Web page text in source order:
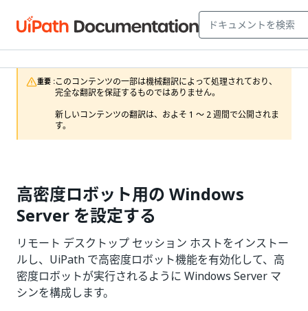
重要 :このコンテンツの一部は機械翻訳によって処理されており、
完全な翻訳を保証するものではありません。
新しいコンテンツの翻訳は、およそ 1 ～ 2 週間で公開されま
す。
高密度ロボット用の Windows
Server を設定する
リモート デスクトップ セッション ホストをインストー
ルし、UiPath で高密度ロボット機能を有効化して、高
密度ロボットが実行されるように Windows Server マ
シンを構成します。